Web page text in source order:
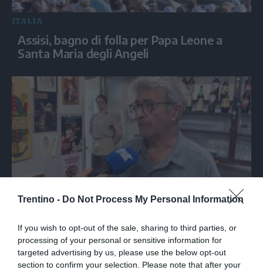
Trentino - Do Not Process My Personal Information
If you wish to opt-out of the sale, sharing to third parties, or
processing of your personal or sensitive information for
targeted advertising by us, please use the below opt-out
section to confirm your selection. Please note that after your
ITALIA
Assisi, bagno di folla per Papa Leone a
Santa Maria degli Angeli
Nella trattoria bolognese dove Guccini